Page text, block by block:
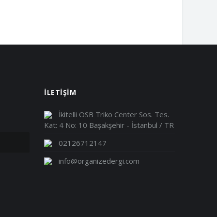
İLETİŞİM
İkitelli OSB Triko Center Sos. Tes.
Kat: 4 No: 10 Başakşehir - İstanbul / TR
02126712147
info@organizedergi.com